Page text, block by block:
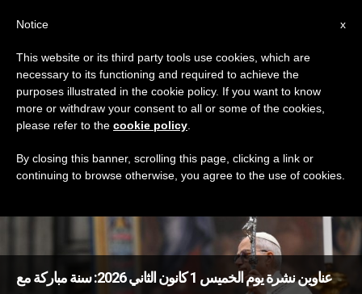
TAG
Posts Tagged ‘ولادة’
DERNIÈRES NOUVELLES
عناوين نشرة يوم الخميس 1 كانون الثاني 2026: سنة مباركة مع
x
Notice
This website or its third party tools use cookies, which are
necessary to its functioning and required to achieve the
purposes illustrated in the cookie policy. If you want to know
more or withdraw your consent to all or some of the cookies,
please refer to the cookie policy
By closing this banner, scrolling this page, clicking a link or
continuing to browse otherwise, you agree to the use of cookies.